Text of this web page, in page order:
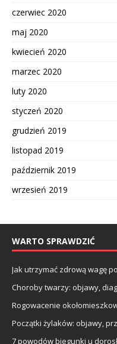
czerwiec 2020
maj 2020
kwiecień 2020
marzec 2020
luty 2020
styczeń 2020
grudzień 2019
listopad 2019
październik 2019
wrzesień 2019
WARTO SPRAWDZIĆ
Jak utrzymać zdrową wagę
Choroby twarzy: objawy,
Rogowacenie
Początki żylaków: objawy,
7 powodów biegunki u